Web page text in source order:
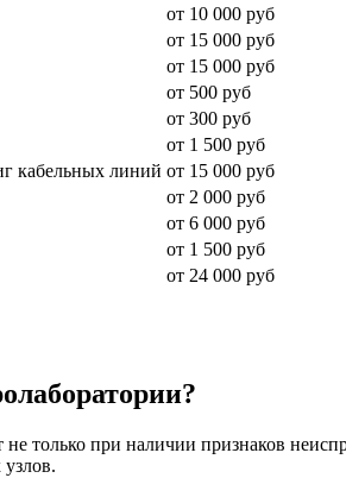
от 10 000 руб
от 15 000 руб
от 15 000 руб
от 500 руб
от 300 руб
от 1 500 руб
кабельных линий от 15 000 руб
от 2 000 руб
от 6 000 руб
от 1 500 руб
от 24 000 руб
не только при наличии признаков